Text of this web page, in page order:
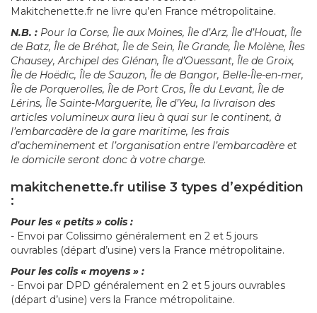
Makitchenette.fr ne livre qu’en France métropolitaine.
N.B. : Pour la Corse, Île aux Moines, Île d’Arz, Île d’Houat, Île
de Batz, Île de Bréhat, Île de Sein, Île Grande, Île Molène, Îles
Chausey, Archipel des Glénan, Île d’Ouessant, Île de Groix,
Île de Hoëdic, Île de Sauzon, Île de Bangor, Belle-Île-en-mer,
Île de Porquerolles, Île de Port Cros, Île du Levant, Île de
Lérins, Île Sainte-Marguerite, Île d’Yeu, la livraison des
articles volumineux aura lieu à quai sur le continent, à
l’embarcadère de la gare maritime, les frais
d’acheminement et l’organisation entre l’embarcadère et
le domicile seront donc à votre charge.
makitchenette.fr utilise 3 types d’expédition
:
Pour les « petits » colis :
- Envoi par Colissimo généralement en 2 et 5 jours
ouvrables (départ d’usine) vers la France métropolitaine.
Pour les colis « moyens » :
- Envoi par DPD généralement en 2 et 5 jours ouvrables
(départ d’usine) vers la France métropolitaine.